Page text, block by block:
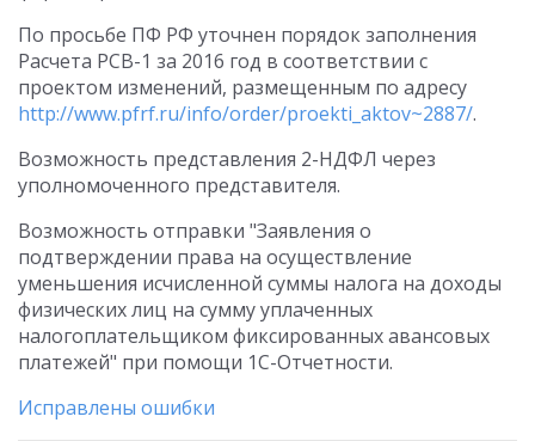
По просьбе ПФ РФ уточнен порядок заполнения
Расчета РСВ-1 за 2016 год в соответствии с
проектом изменений, размещенным по адресу
http://www.pfrf.ru/info/order/proekti_aktov~2887/.
Возможность представления 2-НДФЛ через
уполномоченного представителя.
Возможность отправки "Заявления о
подтверждении права на осуществление
уменьшения исчисленной суммы налога на доходы
физических лиц на сумму уплаченных
налогоплательщиком фиксированных авансовых
платежей" при помощи 1С-Отчетности.
Исправлены ошибки